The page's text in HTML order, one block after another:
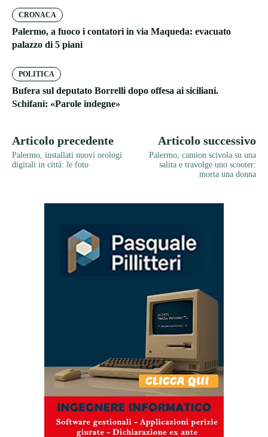
CRONACA
Palermo, a fuoco i contatori in via Maqueda: evacuato
palazzo di 5 piani
POLITICA
Bufera sul deputato Borrelli dopo offesa ai siciliani.
Schifani: «Parole indegne»
Articolo precedente
Palermo, installati nuovi orologi
digitali in città: le foto
Articolo successivo
Palermo, camion scivola su una
salita e travolge uno scooter:
morta una donna